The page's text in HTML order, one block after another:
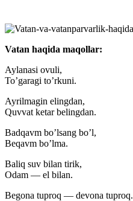
Vatan haqida maqollar:
Aylanasi ovuli,
To’garagi to’rkuni.
Ayrilmagin elingdan,
Quvvat ketar belingdan.
Badqavm bo’lsang bo’l,
Beqavm bo’lma.
Baliq suv bilan tirik,
Odam — el bilan.
Begona tuproq — devona tuproq.